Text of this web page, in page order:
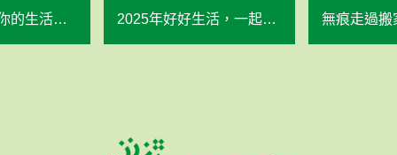
的生活感 -
2025年好好生活，一起
來，貼春聯祈福
無痕走過搬